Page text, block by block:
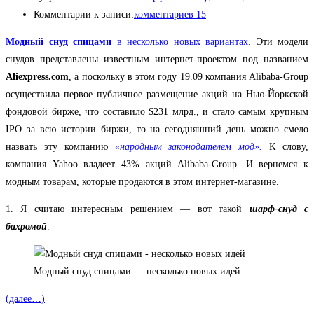
Комментарии к записи:комментариев 15
Модный снуд спицами в несколько новых вариантах. Эти модели
снудов представлены известным интернет-проектом под названием
Aliexpress.com, а поскольку в этом году 19.09 компания Alibaba-Group
осуществила первое публичное размещение акций на Нью-Йоркской
фондовой бирже, что составило $231 млрд., и стало самым крупным
IPO за всю истории биржи, то на сегодняшний день можно смело
назвать эту компанию«народным законодателем мод».
К слову,
компания Yahoo владеет 43% акций Alibaba-Group. И вернемся к
модным товарам, которые продаются в этом интернет-магазине.
1. Я считаю интересным решением — вот такой шарф-снуд с
бахромой.
Модный снуд спицами — несколько новых идей
(далее…)